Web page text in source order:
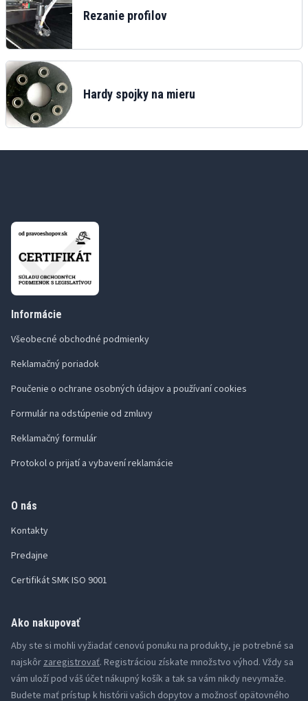
Rezanie profilov
Hardy spojky na mieru
Informácie
Všeobecné obchodné podmienky
Reklamačný poriadok
Poučenie o ochrane osobných údajov a používaní cookies
Formulár na odstúpenie od zmluvy
Reklamačný formulár
Protokol o prijatí a vybavení reklamácie
O nás
Kontakty
Predajne
Certifikát SMK ISO 9001
Ako nakupovať
Aby ste si mohli vyžiadať cenovú ponuku na produkty, je potrebné sa
najskôr zaregistrovať. Registráciou získate množstvo výhod. Vždy sa
vám uloží pod váš účet nákupný košík a tak sa vám nikdy nevymaže.
Budete mať prístup k histórii vašich dopytov a možnosť opätovného